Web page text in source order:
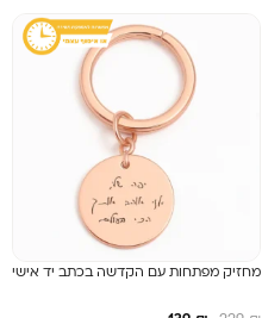
מחזיק מפתחות עם הקדשה בכתב יד אישי